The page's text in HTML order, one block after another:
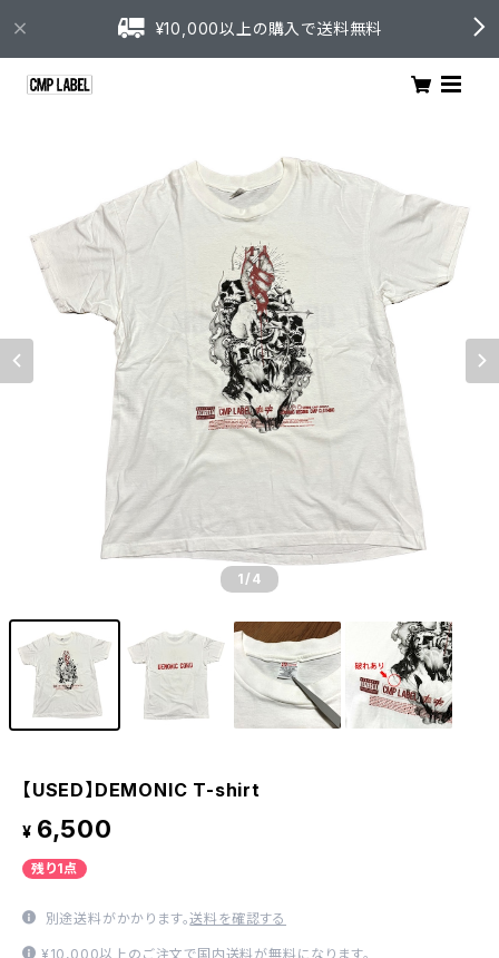
¥10,000以上の購入で送料無料
1 /4
【USED】DEMONIC T-shirt
¥ 6,500
残り1点
別途送料がかかります。送料を確認する
¥10,000以上のご注文で国内送料が無料になります。